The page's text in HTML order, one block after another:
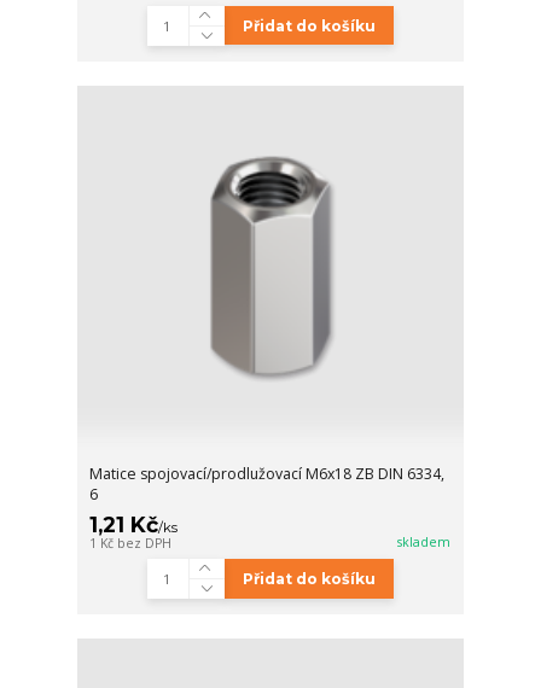
Přidat do košíku
Matice spojovací/prodlužovací M6x18 ZB DIN 6334,
6
1,21 Kč/ks
1 Kč bez DPH skladem
Přidat do košíku